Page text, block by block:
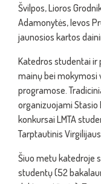
Švilpos, Lioros
Adamonytės, Ievos
jaunosios kartos
Katedros studentai ir
mainų bei mokymosi
programose.
organizuojami Stasio
konkursai LMTA
Tarptautinis
Šiuo metu katedroje
studentų (52